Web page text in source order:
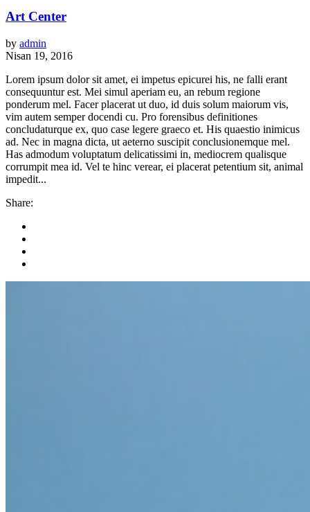
Art Center
by admin
Nisan 19, 2016
Lorem ipsum dolor sit amet, ei impetus epicurei his, ne falli erant
consequuntur est. Mei simul aperiam eu, an rebum regione
ponderum mel. Facer placerat ut duo, id duis solum maiorum vis,
vim autem semper docendi cu. Pro forensibus definitiones
concludaturque ex, quo case legere graeco et. His quaestio inimicus
ad. Nec in magna dicta, ut aeterno suscipit conclusionemque mel.
Has admodum voluptatum delicatissimi in, mediocrem qualisque
corrumpit mea id. Vel te hinc verear, ei placerat petentium sit, animal
impedit...
Share: